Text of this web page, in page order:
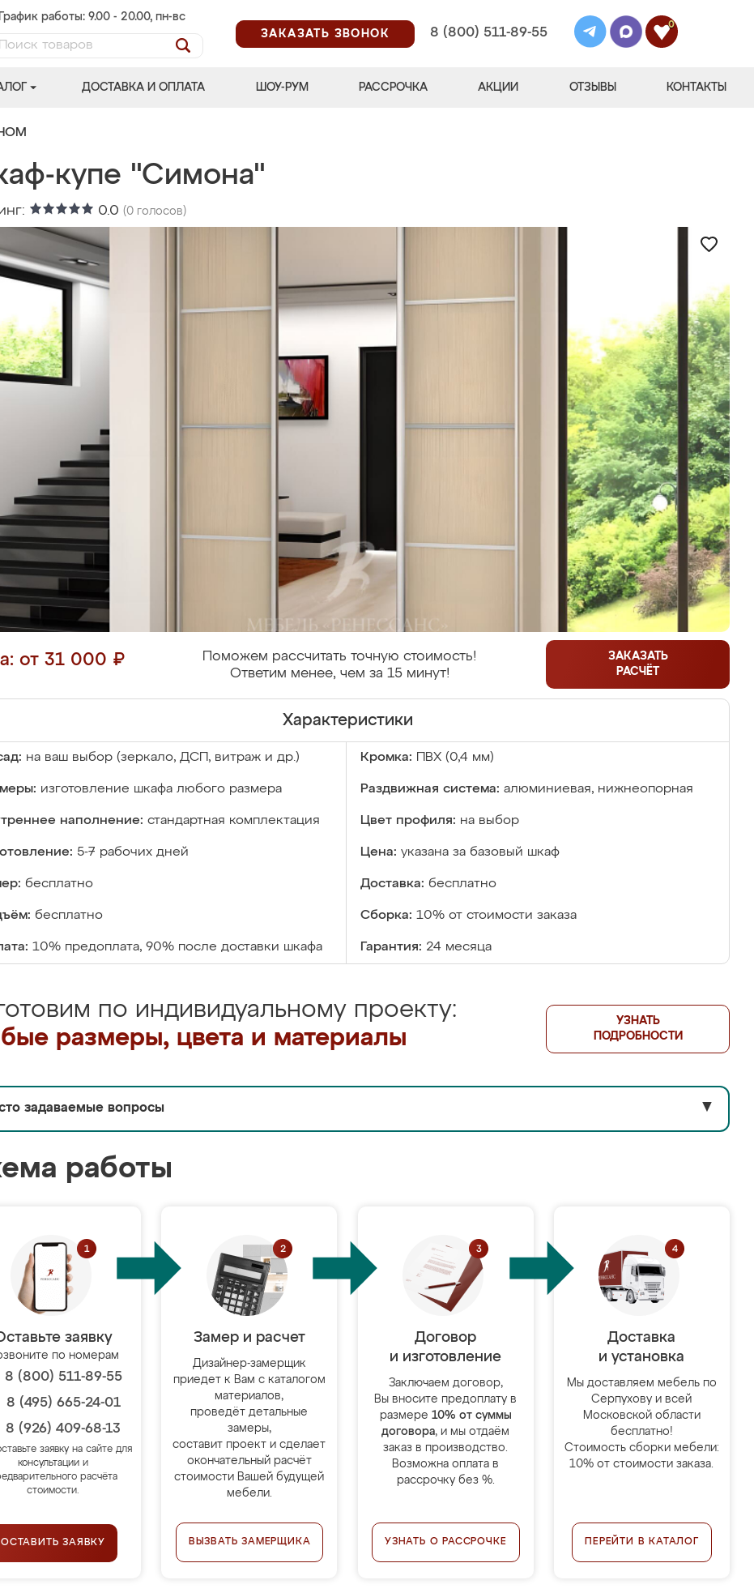
График работы: 9.00 - 20.00, пн-вс
ЗАКАЗАТЬ ЗВОНОК
8 (800) 511-89-55
0
ДОСТАВКА И ОПЛАТА ШОУ-РУМ РАССРОЧКА АКЦИИ ОТЗЫВЫ КОНТАКТЫ
купе "Симона"
0.0 (0 голосов)
от 31 000 ₽
Поможем рассчитать точную стоимость!
Ответим менее, чем за 15 минут!
ЗАКАЗАТЬ
РАСЧЁТ
Характеристики
на ваш выбор (зеркало, ДСП, витраж и др.) Кромка: ПВХ (0,4 мм)
изготовление шкафа любого размера Раздвижная система: алюминиевая, нижнеопорная
наполнение: стандартная комплектация Цвет профиля: на выбор
5-7 рабочих дней Цена: указана за базовый шкаф
бесплатно Доставка: бесплатно
бесплатно Сборка: 10% от стоимости заказа
10% предоплата, 90% после доставки шкафа Гарантия: 24 месяца
по индивидуальному проекту:
размеры, цвета и материалы
УЗНАТЬ
ПОДРОБНОСТИ
задаваемые вопросы ▼
работы
заявку
по номерам
8 (800) 511-89-55
8 (495) 665-24-01
8 (926) 409-68-13
заявку на сайте для
консультации и
расчёта
стоимости.
ОСТАВИТЬ ЗАЯВКУ
Замер и расчет
Дизайнер-замерщик
приедет к Вам с каталогом
материалов,
проведёт детальные
замеры,
составит проект и сделает
окончательный расчёт
стоимости Вашей будущей
мебели.
ВЫЗВАТЬ ЗАМЕРЩИКА
Договор
и изготовление
Заключаем договор,
Вы вносите предоплату в
размере 10% от суммы
договора, и мы отдаём
заказ в производство.
Возможна оплата в
рассрочку без %.
УЗНАТЬ О РАССРОЧКЕ
Доставка
и установка
Мы доставляем мебель по
Серпухову и всей
Московской области
бесплатно!
Стоимость сборки мебели:
10% от стоимости заказа.
ПЕРЕЙТИ В КАТАЛОГ